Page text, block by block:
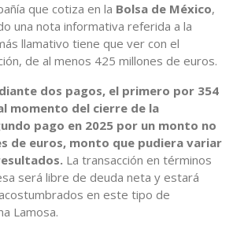
que cotiza en la Bolsa de México,
una nota informativa referida a la
llamativo tiene que ver con el
de al menos 425 millones de euros.
dos pagos, el primero por 354
momento del cierre de la
pago en 2025 por un monto no
de euros, monto que pudiera variar
La transacción en términos
será libre de deuda neta y estará
en este tipo de
Lamosa.